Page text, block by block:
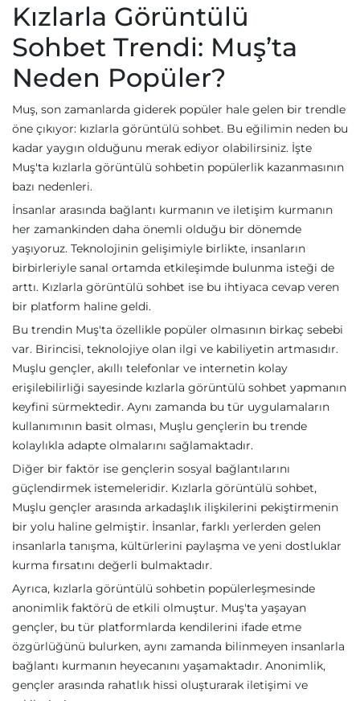
Kızlarla Görüntülü
Sohbet Trendi: Muş’ta
Neden Popüler?
Muş, son zamanlarda giderek popüler hale gelen bir trendle
öne çıkıyor: kızlarla görüntülü sohbet. Bu eğilimin neden bu
kadar yaygın olduğunu merak ediyor olabilirsiniz. İşte
Muş'ta kızlarla görüntülü sohbetin popülerlik kazanmasının
bazı nedenleri.
İnsanlar arasında bağlantı kurmanın ve iletişim kurmanın
her zamankinden daha önemli olduğu bir dönemde
yaşıyoruz. Teknolojinin gelişimiyle birlikte, insanların
birbirleriyle sanal ortamda etkileşimde bulunma isteği de
arttı. Kızlarla görüntülü sohbet ise bu ihtiyaca cevap veren
bir platform haline geldi.
Bu trendin Muş'ta özellikle popüler olmasının birkaç sebebi
var. Birincisi, teknolojiye olan ilgi ve kabiliyetin artmasıdır.
Muşlu gençler, akıllı telefonlar ve internetin kolay
erişilebilirliği sayesinde kızlarla görüntülü sohbet yapmanın
keyfini sürmektedir. Aynı zamanda bu tür uygulamaların
kullanımının basit olması, Muşlu gençlerin bu trende
kolaylıkla adapte olmalarını sağlamaktadır.
Diğer bir faktör ise gençlerin sosyal bağlantılarını
güçlendirmek istemeleridir. Kızlarla görüntülü sohbet,
Muşlu gençler arasında arkadaşlık ilişkilerini pekiştirmenin
bir yolu haline gelmiştir. İnsanlar, farklı yerlerden gelen
insanlarla tanışma, kültürlerini paylaşma ve yeni dostluklar
kurma fırsatını değerli bulmaktadır.
Ayrıca, kızlarla görüntülü sohbetin popülerleşmesinde
anonimlik faktörü de etkili olmuştur. Muş'ta yaşayan
gençler, bu tür platformlarda kendilerini ifade etme
özgürlüğünü bulurken, aynı zamanda bilinmeyen insanlarla
bağlantı kurmanın heyecanını yaşamaktadır. Anonimlik,
gençler arasında rahatlık hissi oluşturarak iletişimi ve